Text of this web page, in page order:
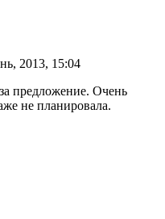
2013, 15:04
предложение. Очень
не планировала.